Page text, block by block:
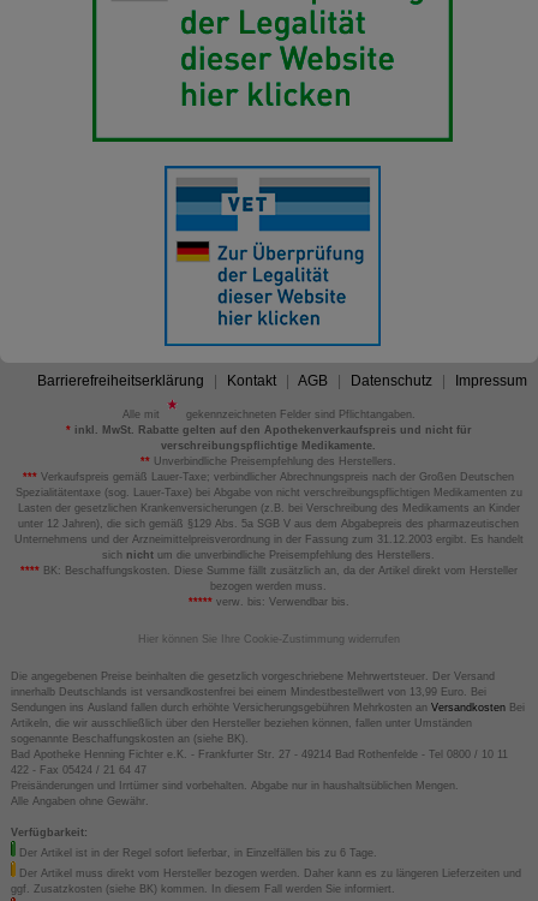
Barrierefreiheitserklärung Kontakt AGB Datenschutz Impressum
Alle mit
gekennzeichneten Felder sind Pflichtangaben.
*inkl. MwSt. Rabatte gelten auf den Apothekenverkaufspreis und nicht für
verschreibungspflichtige Medikamente.
** Unverbindliche Preisempfehlung des Herstellers.
*** Verkaufspreis gemäß Lauer-Taxe; verbindlicher Abrechnungspreis nach der Großen Deutschen
Spezialitätentaxe (sog. Lauer-Taxe) bei Abgabe von nicht verschreibungspflichtigen Medikamenten zu
Lasten der gesetzlichen Krankenversicherungen (z.B. bei Verschreibung des Medikaments an Kinder
unter 12 Jahren), die sich gemäß §129 Abs. 5a SGB V aus dem Abgabepreis des pharmazeutischen
Unternehmens und der Arzneimittelpreisverordnung in der Fassung zum 31.12.2003 ergibt. Es handelt
sich nicht um die unverbindliche Preisempfehlung des Herstellers.
****BK: Beschaffungskosten. Diese Summe fällt zusätzlich an, da der Artikel direkt vom Hersteller
bezogen werden muss.
*****verw. bis: Verwendbar bis.
Hier können Sie Ihre Cookie-Zustimmung widerrufen
Die angegebenen Preise beinhalten die gesetzlich vorgeschriebene Mehrwertsteuer. Der Versand
innerhalb Deutschlands ist versandkostenfrei bei einem Mindestbestellwert von 13,99 Euro. Bei
Sendungen ins Ausland fallen durch erhöhte Versicherungsgebühren Mehrkosten an VersandkostenBei
Artikeln, die wir ausschließlich über den Hersteller beziehen können, fallen unter Umständen
sogenannte Beschaffungskosten an (siehe BK).
Bad Apotheke Henning Fichter e.K. - Frankfurter Str. 27 - 49214 Bad Rothenfelde - Tel 0800 / 10 11
422 - Fax 05424 / 21 64 47
Preisänderungen und Irrtümer sind vorbehalten. Abgabe nur in haushaltsüblichen Mengen.
Alle Angaben ohne Gewähr.
Verfügbarkeit:
Der Artikel ist in der Regel sofort lieferbar, in Einzelfällen bis zu 6 Tage.
Der Artikel muss direkt vom Hersteller bezogen werden. Daher kann es zu längeren Lieferzeiten und
ggf. Zusatzkosten (siehe BK) kommen. In diesem Fall werden Sie informiert.